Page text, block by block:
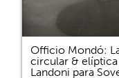
Officio Mondó:
circular &
Landoni para